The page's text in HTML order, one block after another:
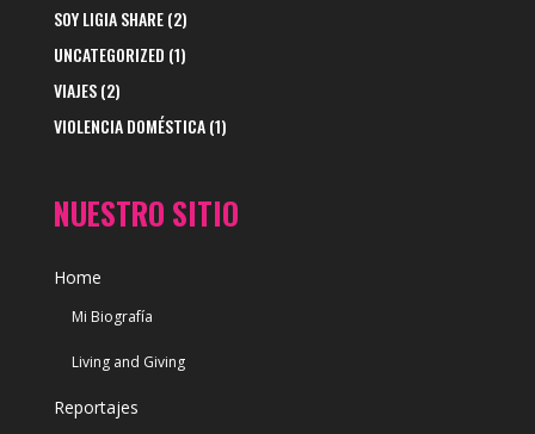
SOY LIGIA SHARE(2)
UNCATEGORIZED (1)
VIAJES(2)
VIOLENCIA DOMÉSTICA(1)
NUESTRO SITIO
Home
Mi Biografía
Living and Giving
Reportajes